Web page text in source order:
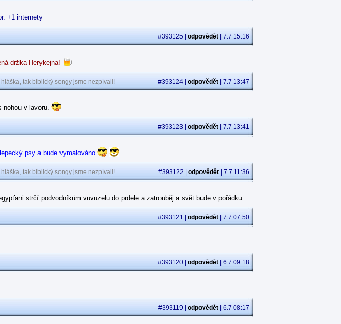
+1 internety
#393125 | odpovědět | 7.7 15:16
držka Herykejna!
tak biblický songy jsme nezpívali! #393124 | odpovědět | 7.7 13:47
nohou v lavoru.
#393123 | odpovědět | 7.7 13:41
psy a bude vymalováno
tak biblický songy jsme nezpívali! #393122 | odpovědět | 7.7 11:36
strčí podvodníkům vuvuzelu do prdele a zatrouběj a svět bude v pořádku.
#393121 | odpovědět | 7.7 07:50
#393120 | odpovědět | 6.7 09:18
#393119 | odpovědět | 6.7 08:17